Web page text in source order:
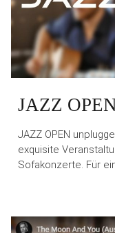
JAZZ
JAZZ OPEN
exquisite
Sofakonzerte. Für